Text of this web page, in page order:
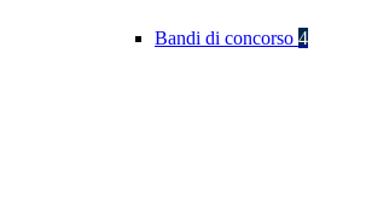
Bandi di concorso 4